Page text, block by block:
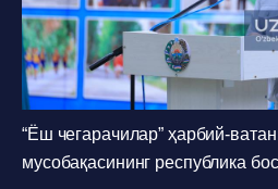
“Ёш чегарачилар” ҳарбий-
мусобақасининг республика
Photo
Photo: O'zbekiston Milliy axborot
Photo: O'zbekiston Milliy axborot